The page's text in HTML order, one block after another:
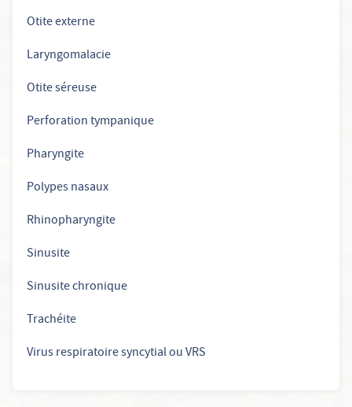
Otite externe
Laryngomalacie
Otite séreuse
Perforation tympanique
Pharyngite
Polypes nasaux
Rhinopharyngite
Sinusite
Sinusite chronique
Trachéite
Virus respiratoire syncytial ou VRS